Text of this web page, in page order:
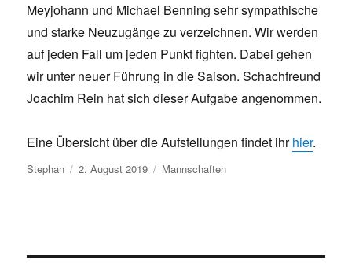
Meyjohann und Michael Benning sehr sympathische
und starke Neuzugänge zu verzeichnen. Wir werden
auf jeden Fall um jeden Punkt fighten. Dabei gehen
wir unter neuer Führung in die Saison. Schachfreund
Joachim Rein hat sich dieser Aufgabe angenommen.
Eine Übersicht über die Aufstellungen findet ihrhier.
Autor
Stephan Veröffentlicht
am
2. August 2019 Kategorien
Mannschaften